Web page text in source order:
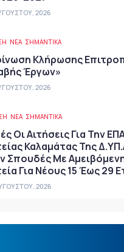
2026
ΝΈΑ ΣΗΜΑΝΤΙΚΆ
Κλήρωσης
Έργων»
2026
ΝΈΑ ΣΗΜΑΝΤΙΚΆ
Οι Αιτήσεις Για Την
Καλαμάτας Της
Σπουδές Με
Για Νέους 15 Έως 29
2026